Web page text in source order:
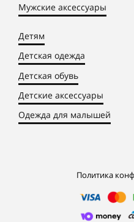
Мужские аксессуары
Детям
Детская одежда
Детская обувь
Детские аксессуары
Одежда для малышей
Политика